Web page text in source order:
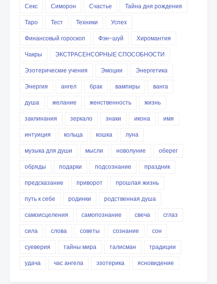
Секс
Симорон Счастье
Тайна дня рождения
Таро
Тест Техники
Успех
Финансовый гороскоп
Фэн-шуй
Хиромантия
Чакры
ЭКСТРАСЕНСОРНЫЕ СПОСОБНОСТИ
Эзотерические учения
Эмоции
Энергетика
Энергия
ангел брак вампиры
ванга
душа
желание женственность
жизнь
заклинания
зеркало знаки икона
имя
интуиция
кольца кошка
луна
музыка для души
мысли новолуние
оберег
обряды
подарки подсознание
праздник
предсказание
приворот
прошлая жизнь
путь к себе
родинки
родственная душа
самоисцеления
самопознание свеча
сглаз
сила
слова советы сознание
сон
суеверия
тайны мира талисман
традиции
удача
час ангела эзотерика ясновидение